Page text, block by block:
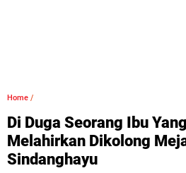
Home /
Di Duga Seorang Ibu
Melahirkan Dikolong
Sindanghayu